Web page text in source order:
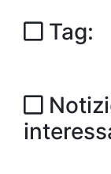
Tag: